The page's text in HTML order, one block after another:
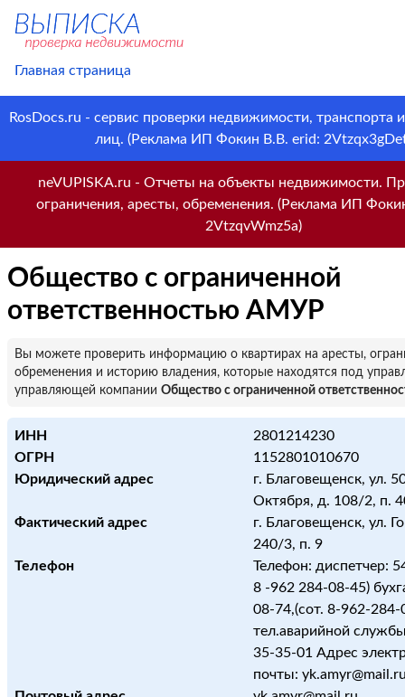
Главная страница
RosDocs.ru - сервис проверки недвижимости, транспорта
лиц. (Реклама ИП Фокин В.В. erid:
neVUPISKA.ru - Отчеты на объекты недвижимости.
ограничения, аресты, обременения. (Реклама ИП
2VtzqvWmz5a)
Общество с ограниченной
ответственностью АМУР
Вы можете проверить информацию о квартирах на аресты,
обременения и историю владения, которые находятся под
управляющей компании Общество с ограниченной
ИНН
2801214230
ОГРН
1152801010670
Юридический адрес
г. Благовещенск, ул.
Октября, д. 108/2, п.
Фактический адрес
г. Благовещенск, ул.
240/3, п. 9
Телефон
Телефон: диспетчер:
8 -962 284-08-45)
08-74,(сот. 8-962-284-
тел.аварийной
35-35-01 Адрес
почты: